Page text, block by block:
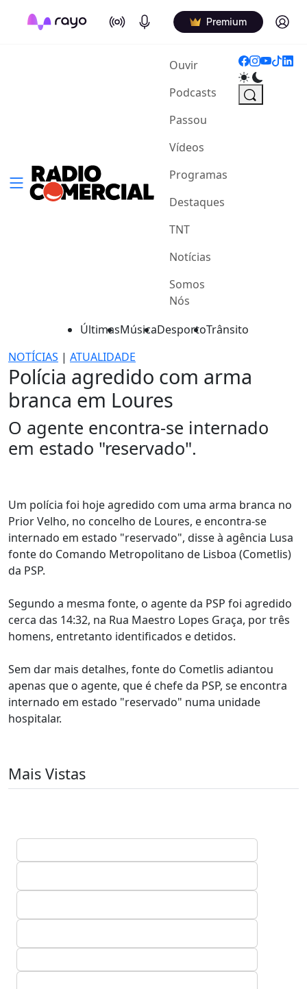
On Air Podcasts Premium Log in
Ouvir(current)
Podcasts
Passou
Vídeos
Programas
Destaques
TNT
Notícias
Somos
Nós
ÚltimasMúsicaDesportoTrânsito
NOTÍCIAS | ATUALIDADE
Polícia agredido com arma
branca em Loures
O agente encontra-se internado
em estado "reservado".
Um polícia foi hoje agredido com uma arma branca no
Prior Velho, no concelho de Loures, e encontra-se
internado em estado "reservado", disse à agência Lusa
fonte do Comando Metropolitano de Lisboa (Cometlis)
da PSP.
Segundo a mesma fonte, o agente da PSP foi agredido
cerca das 14:32, na Rua Maestro Lopes Graça, por três
homens, entretanto identificados e detidos.
Sem dar mais detalhes, fonte do Cometlis adiantou
apenas que o agente, que é chefe da PSP, se encontra
internado em estado "reservado" numa unidade
hospitalar.
Mais Vistas